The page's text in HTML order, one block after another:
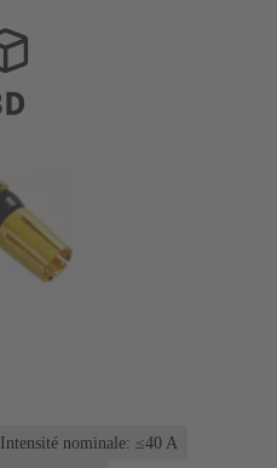
Intensité nominale: ≤40 A